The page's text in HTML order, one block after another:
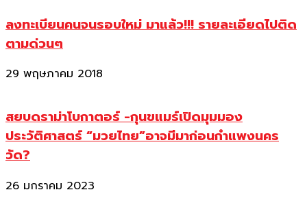
ลงทะเบียนคนจนรอบใหม่ มาแล้ว!!! รายละเอียดไปติด
ตามด่วนๆ
29 พฤษภาคม 2018
สยบดราม่าโบกาตอร์ -กุนขแมร์เปิดมุมมอง
ประวัติศาสตร์ “มวยไทย”อาจมีมาก่อนกำแพงนคร
วัด?
26 มกราคม 2023